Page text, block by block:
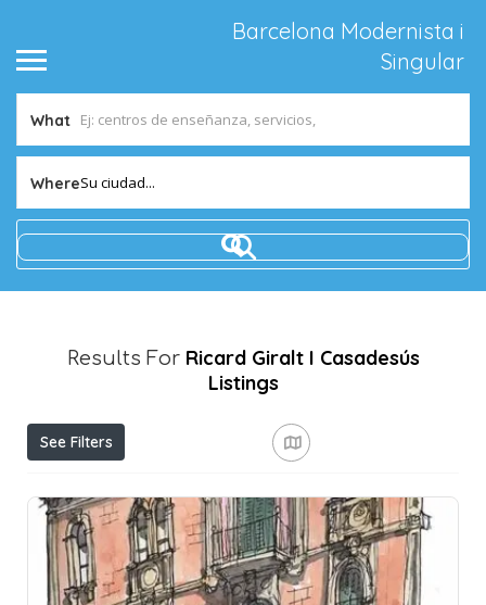
Barcelona Modernista i
Singular
What
WhereSu ciudad...
Results For Ricard Giralt I Casadesús
Listings
See Filters